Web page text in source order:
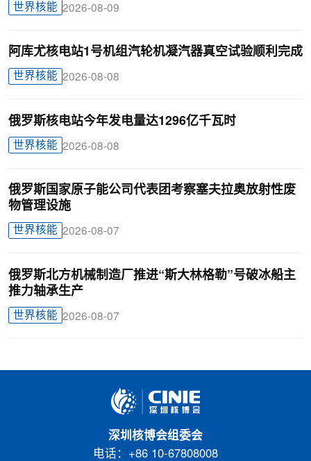
世界核能 2026-08-09
阿库尤核电站1号机组汽轮机凝汽器真空试验顺利完成
世界核能 2026-08-08
俄罗斯核电站今年发电量达1296亿千瓦时
世界核能 2026-08-08
俄罗斯国家原子能公司代表团考察塞夫拉奥放射性废
物管理设施
世界核能 2026-08-07
俄罗斯北方机械制造厂推进“斯大林格勒”号破冰船主
推力轴承生产
世界核能 2026-08-07
深圳核博会组委会
电话：+86 10-67808008